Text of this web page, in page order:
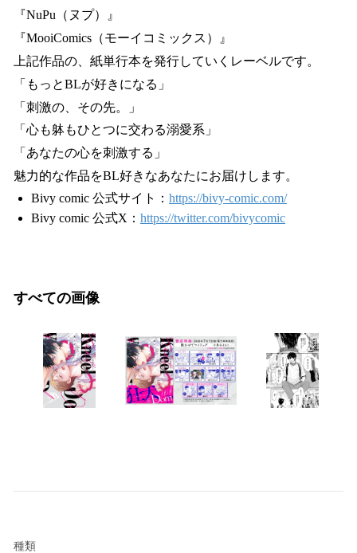
『NuPu（ヌプ）』
『MooiComics（モーイコミックス）』
上記作品の、紙単行本を発行していくレーベルです。
「もっとBLが好きになる」
「刺激の、その先。」
「心も躰もひとつに交わる溺愛系」
「あなたの心を刺激する」
魅力的な作品をBL好きなあなたにお届けします。
Bivy comic 公式サイト： https://bivy-comic.com/
Bivy comic 公式X： https://twitter.com/bivycomic
すべての画像
種類